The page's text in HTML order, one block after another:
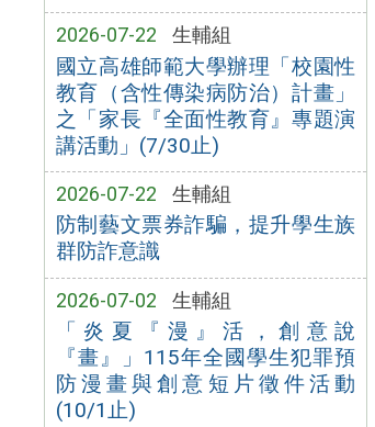
2026-07-22 生輔組
國立高雄師範大學辦理「校園性
教育（含性傳染病防治）計畫」
之「家長『全面性教育』專題演
講活動」(7/30止)
2026-07-22 生輔組
防制藝文票券詐騙，提升學生族
群防詐意識
2026-07-02 生輔組
「炎夏『漫』活，創意說
『畫』」115年全國學生犯罪預
防漫畫與創意短片徵件活動
(10/1止)